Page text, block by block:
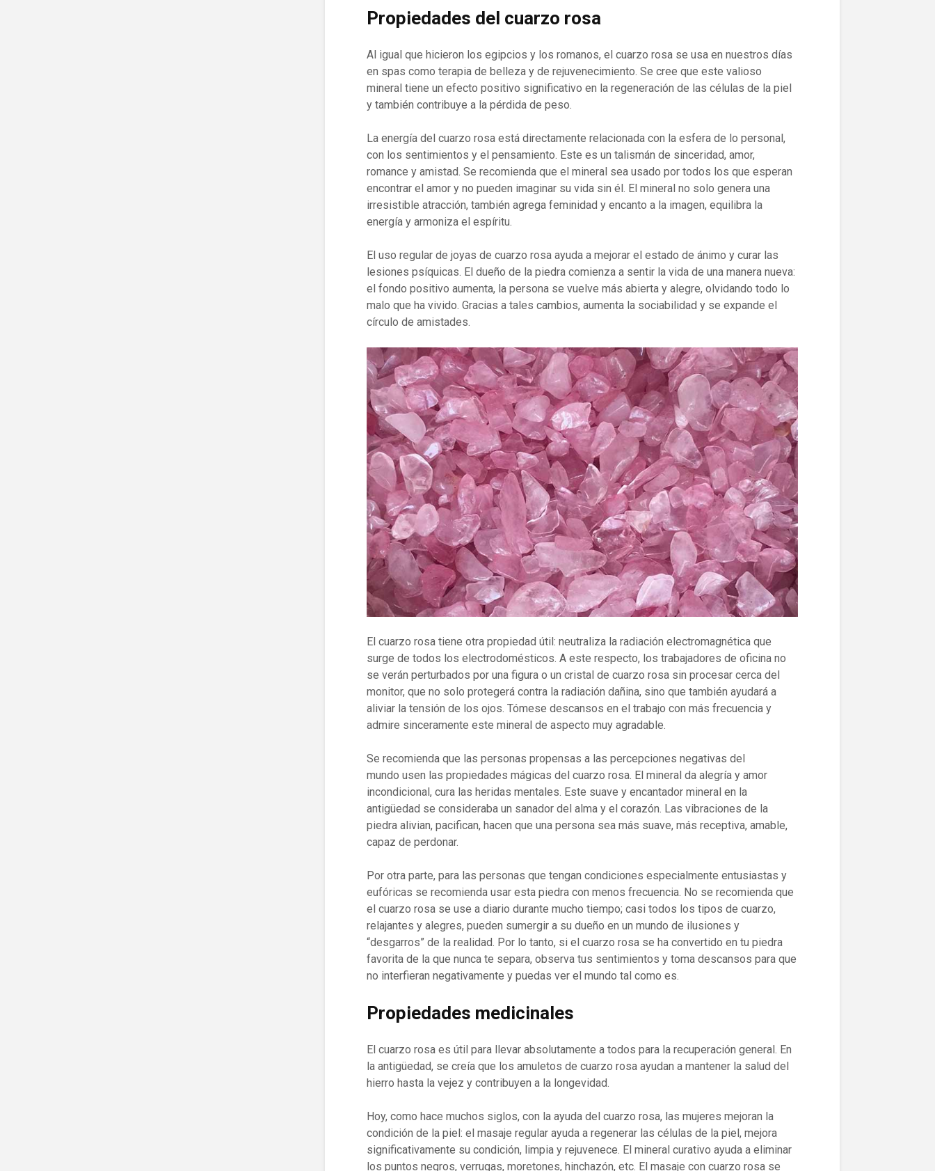
Propiedades del cuarzo rosa
Al igual que hicieron los egipcios y los romanos, el cuarzo rosa se usa en nuestros días
en spas como terapia de belleza y de rejuvenecimiento. Se cree que este valioso
mineral tiene un efecto positivo significativo en la regeneración de las células de la piel
y también contribuye a la pérdida de peso.
La energía del cuarzo rosa está directamente relacionada con la esfera de lo personal,
con los sentimientos y el pensamiento. Este es un talismán de sinceridad, amor,
romance y amistad. Se recomienda que el mineral sea usado por todos los que esperan
encontrar el amor y no pueden imaginar su vida sin él. El mineral no solo genera una
irresistible atracción, también agrega feminidad y encanto a la imagen, equilibra la
energía y armoniza el espíritu.
El uso regular de joyas de cuarzo rosa ayuda a mejorar el estado de ánimo y curar las
lesiones psíquicas. El dueño de la piedra comienza a sentir la vida de una manera nueva:
el fondo positivo aumenta, la persona se vuelve más abierta y alegre, olvidando todo lo
malo que ha vivido. Gracias a tales cambios, aumenta la sociabilidad y se expande el
círculo de amistades.
El cuarzo rosa tiene otra propiedad útil: neutraliza la radiación electromagnética que
surge de todos los electrodomésticos. A este respecto, los trabajadores de oficina no
se verán perturbados por una figura o un cristal de cuarzo rosa sin procesar cerca del
monitor, que no solo protegerá contra la radiación dañina, sino que también ayudará a
aliviar la tensión de los ojos. Tómese descansos en el trabajo con más frecuencia y
admire sinceramente este mineral de aspecto muy agradable.
Se recomienda que las personas propensas a las percepciones negativas del
mundo usen las propiedades mágicas del cuarzo rosa. El mineral da alegría y amor
incondicional, cura las heridas mentales. Este suave y encantador mineral en la
antigüedad se consideraba un sanador del alma y el corazón. Las vibraciones de la
piedra alivian, pacifican, hacen que una persona sea más suave, más receptiva, amable,
capaz de perdonar.
Por otra parte, para las personas que tengan condiciones especialmente entusiastas y
eufóricas se recomienda usar esta piedra con menos frecuencia. No se recomienda que
el cuarzo rosa se use a diario durante mucho tiempo; casi todos los tipos de cuarzo,
relajantes y alegres, pueden sumergir a su dueño en un mundo de ilusiones y
“desgarros” de la realidad. Por lo tanto, si el cuarzo rosa se ha convertido en tu piedra
favorita de la que nunca te separa, observa tus sentimientos y toma descansos para que
no interfieran negativamente y puedas ver el mundo tal como es.
Propiedades medicinales
El cuarzo rosa es útil para llevar absolutamente a todos para la recuperación general. En
la antigüedad, se creía que los amuletos de cuarzo rosa ayudan a mantener la salud del
hierro hasta la vejez y contribuyen a la longevidad.
Hoy, como hace muchos siglos, con la ayuda del cuarzo rosa, las mujeres mejoran la
condición de la piel: el masaje regular ayuda a regenerar las células de la piel, mejora
significativamente su condición, limpia y rejuvenece. El mineral curativo ayuda a eliminar
los puntos negros, verrugas, moretones, hinchazón, etc. El masaje con cuarzo rosa se